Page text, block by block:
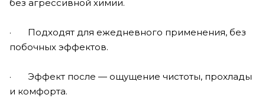
без агрессивной химии.
· Подходят для ежедневного применения, без
побочных эффектов.
· Эффект после — ощущение чистоты, прохлады
и комфорта.